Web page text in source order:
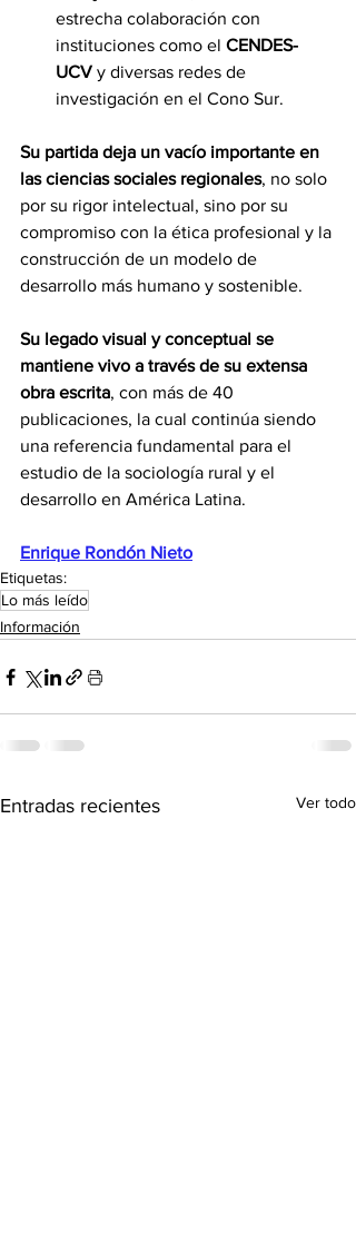
estrecha colaboración con
instituciones como el CENDES-
UCV y diversas redes de
investigación en el Cono Sur.
Su partida deja un vacío importante en
las ciencias sociales regionales, no solo
por su rigor intelectual, sino por su
compromiso con la ética profesional y la
construcción de un modelo de
desarrollo más humano y sostenible.
Su legado visual y conceptual se
mantiene vivo a través de su extensa
obra escrita, con más de 40
publicaciones, la cual continúa siendo
una referencia fundamental para el
estudio de la sociología rural y el
desarrollo en América Latina.
Enrique Rondón Nieto
Etiquetas:
Lo más leído
Información
Entradas recientes Ver todo